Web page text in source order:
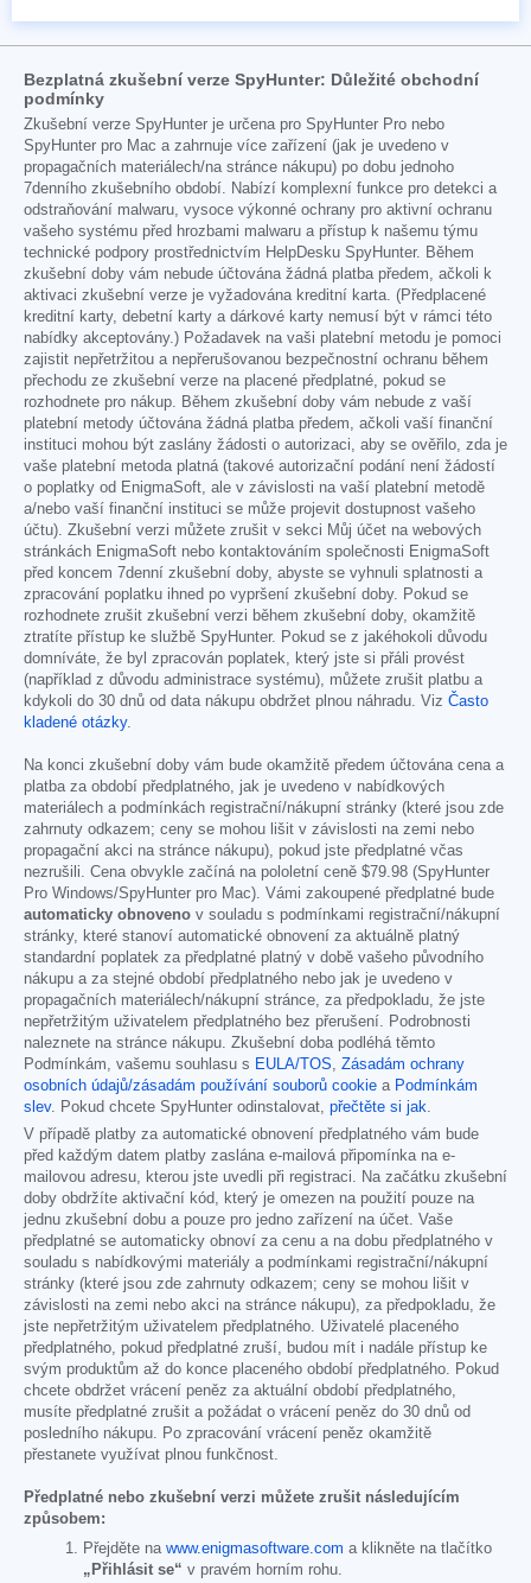
Bezplatná zkušební verze SpyHunter: Důležité obchodní
podmínky
Zkušební verze SpyHunter je určena pro SpyHunter Pro nebo
SpyHunter pro Mac a zahrnuje více zařízení (jak je uvedeno v
propagačních materiálech/na stránce nákupu) po dobu jednoho
7denního zkušebního období. Nabízí komplexní funkce pro detekci a
odstraňování malwaru, vysoce výkonné ochrany pro aktivní ochranu
vašeho systému před hrozbami malwaru a přístup k našemu týmu
technické podpory prostřednictvím HelpDesku SpyHunter. Během
zkušební doby vám nebude účtována žádná platba předem, ačkoli k
aktivaci zkušební verze je vyžadována kreditní karta. (Předplacené
kreditní karty, debetní karty a dárkové karty nemusí být v rámci této
nabídky akceptovány.) Požadavek na vaši platební metodu je pomoci
zajistit nepřetržitou a nepřerušovanou bezpečnostní ochranu během
přechodu ze zkušební verze na placené předplatné, pokud se
rozhodnete pro nákup. Během zkušební doby vám nebude z vaší
platební metody účtována žádná platba předem, ačkoli vaší finanční
instituci mohou být zaslány žádosti o autorizaci, aby se ověřilo, zda je
vaše platební metoda platná (takové autorizační podání není žádostí
o poplatky od EnigmaSoft, ale v závislosti na vaší platební metodě
a/nebo vaší finanční instituci se může projevit dostupnost vašeho
účtu). Zkušební verzi můžete zrušit v sekci Můj účet na webových
stránkách EnigmaSoft nebo kontaktováním společnosti EnigmaSoft
před koncem 7denní zkušební doby, abyste se vyhnuli splatnosti a
zpracování poplatku ihned po vypršení zkušební doby. Pokud se
rozhodnete zrušit zkušební verzi během zkušební doby, okamžitě
ztratíte přístup ke službě SpyHunter. Pokud se z jakéhokoli důvodu
domníváte, že byl zpracován poplatek, který jste si přáli provést
(například z důvodu administrace systému), můžete zrušit platbu a
kdykoli do 30 dnů od data nákupu obdržet plnou náhradu. Viz Často
kladené otázky.
Na konci zkušební doby vám bude okamžitě předem účtována cena a
platba za období předplatného, jak je uvedeno v nabídkových
materiálech a podmínkách registrační/nákupní stránky (které jsou zde
zahrnuty odkazem; ceny se mohou lišit v závislosti na zemi nebo
propagační akci na stránce nákupu), pokud jste předplatné včas
nezrušili. Cena obvykle začíná na pololetní ceně $79.98 (SpyHunter
Pro Windows/SpyHunter pro Mac). Vámi zakoupené předplatné bude
automaticky obnoveno v souladu s podmínkami registrační/nákupní
stránky, které stanoví automatické obnovení za aktuálně platný
standardní poplatek za předplatné platný v době vašeho původního
nákupu a za stejné období předplatného nebo jak je uvedeno v
propagačních materiálech/nákupní stránce, za předpokladu, že jste
nepřetržitým uživatelem předplatného bez přerušení. Podrobnosti
naleznete na stránce nákupu. Zkušební doba podléhá těmto
Podmínkám, vašemu souhlasu s EULA/TOS, Zásadám ochrany
osobních údajů/zásadám používání souborů cookie a Podmínkám
slev. Pokud chcete SpyHunter odinstalovat, přečtěte si jak.
V případě platby za automatické obnovení předplatného vám bude
před každým datem platby zaslána e-mailová připomínka na e-
mailovou adresu, kterou jste uvedli při registraci. Na začátku zkušební
doby obdržíte aktivační kód, který je omezen na použití pouze na
jednu zkušební dobu a pouze pro jedno zařízení na účet. Vaše
předplatné se automaticky obnoví za cenu a na dobu předplatného v
souladu s nabídkovými materiály a podmínkami registrační/nákupní
stránky (které jsou zde zahrnuty odkazem; ceny se mohou lišit v
závislosti na zemi nebo akci na stránce nákupu), za předpokladu, že
jste nepřetržitým uživatelem předplatného. Uživatelé placeného
předplatného, pokud předplatné zruší, budou mít i nadále přístup ke
svým produktům až do konce placeného období předplatného. Pokud
chcete obdržet vrácení peněz za aktuální období předplatného,
musíte předplatné zrušit a požádat o vrácení peněz do 30 dnů od
posledního nákupu. Po zpracování vrácení peněz okamžitě
přestanete využívat plnou funkčnost.
Předplatné nebo zkušební verzi můžete zrušit následujícím
způsobem:
Přejděte na www.enigmasoftware.com a klikněte na tlačítko
„Přihlásit se“ v pravém horním rohu.